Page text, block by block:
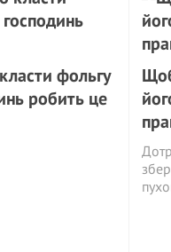
фольгу
робить це